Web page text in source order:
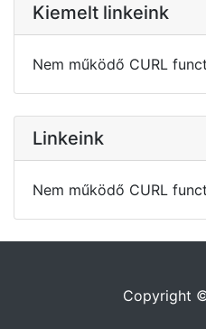
Kiemelt linkeink
Nem működő CURL
Linkeink
Nem működő CURL
Copyright